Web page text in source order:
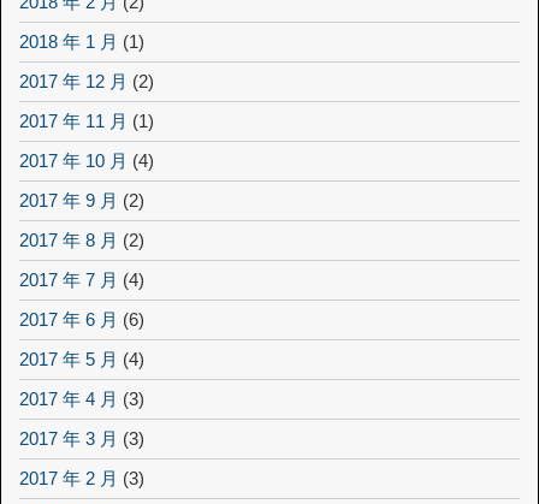
2018 年 1 月 (1)
2017 年 12 月 (2)
2017 年 11 月 (1)
2017 年 10 月 (4)
2017 年 9 月 (2)
2017 年 8 月 (2)
2017 年 7 月 (4)
2017 年 6 月 (6)
2017 年 5 月 (4)
2017 年 4 月 (3)
2017 年 3 月 (3)
2017 年 2 月 (3)